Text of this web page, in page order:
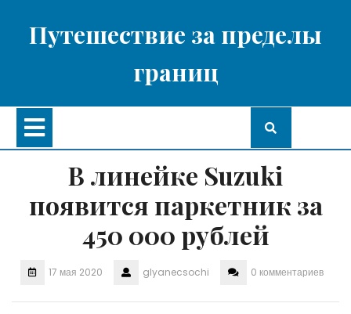
содержимому
Путешествие за пределы
границ
Открыть
В линейке Suzuki
появится паркетник за
450 000 рублей
17 мая 2020 glyanecsochi 0 комментариев